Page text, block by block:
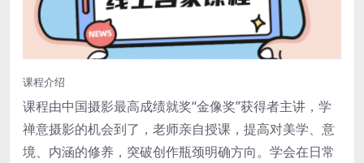
课程介绍
课程由中国摄影最高成绩就奖“金像奖”获得者主讲，学
禅意摄影的机会到了，老师亲自授课，提高对美学、意
境、内涵的修养，突破创作瓶颈明确方向。学会在日常